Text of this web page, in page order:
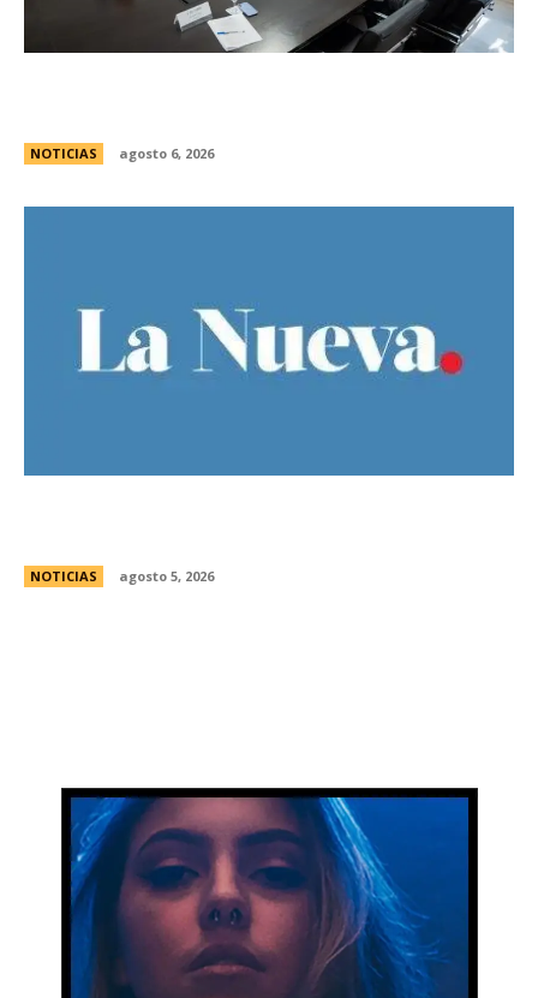
NOTICIAS agosto 6, 2026
NOTICIAS agosto 5, 2026